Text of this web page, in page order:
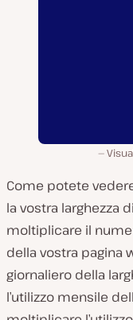
Come potete
la vostra larghezza
moltiplicare il
della vostra pagina
giornaliero della
l’utilizzo mensile